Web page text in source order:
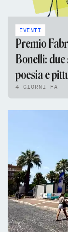
EVENTI
Premio
Bonelli:
poesia e
4 GIORNI FA -